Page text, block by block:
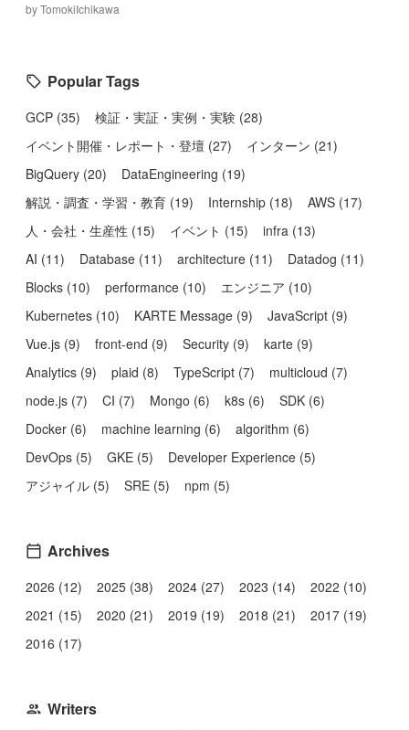
byTomokiIchikawa
Popular Tags
GCP (35) 検証・実証・実例・実験 (28)
イベント開催・レポート・登壇 (27) インターン (21)
BigQuery (20) DataEngineering (19)
解説・調査・学習・教育 (19) Internship (18) AWS (17)
人・会社・生産性 (15) イベント (15) infra (13)
AI (11) Database (11) architecture (11) Datadog (11)
Blocks (10) performance (10) エンジニア (10)
Kubernetes (10) KARTE Message (9) JavaScript (9)
Vue.js (9) front-end (9) Security (9) karte (9)
Analytics (9) plaid (8) TypeScript (7) multicloud (7)
node.js (7) CI (7) Mongo (6) k8s (6) SDK (6)
Docker (6) machine learning (6) algorithm (6)
DevOps (5) GKE (5) Developer Experience (5)
アジャイル (5) SRE (5) npm (5)
Archives
2026 (12) 2025 (38) 2024 (27) 2023 (14)
2022 (10)
2021 (15)
2020 (21) 2019 (19) 2018 (21)
2017 (19)
2016 (17)
Writers